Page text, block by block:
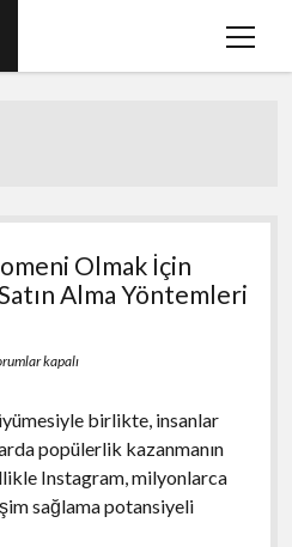
menüyü
Hesap Görme
Olmak İçin
Alma Yöntemleri
kapalı
birlikte, insanlar
popülerlik kazanmanın
Instagram, milyonlarca
sağlama potansiyeli